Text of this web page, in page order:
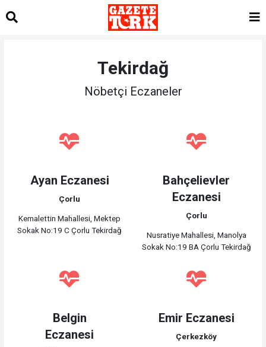
Tekirdağ
Nöbetçi Eczaneler
Ayan Eczanesi
Çorlu
Kemalettin Mahallesi, Mektep
Sokak No:19 C Çorlu Tekirdağ
Bahçelievler
Eczanesi
Çorlu
Nusratiye Mahallesi, Manolya
Sokak No:19 BA Çorlu Tekirdağ
Belgin
Eczanesi
Emir Eczanesi
Çerkezköy